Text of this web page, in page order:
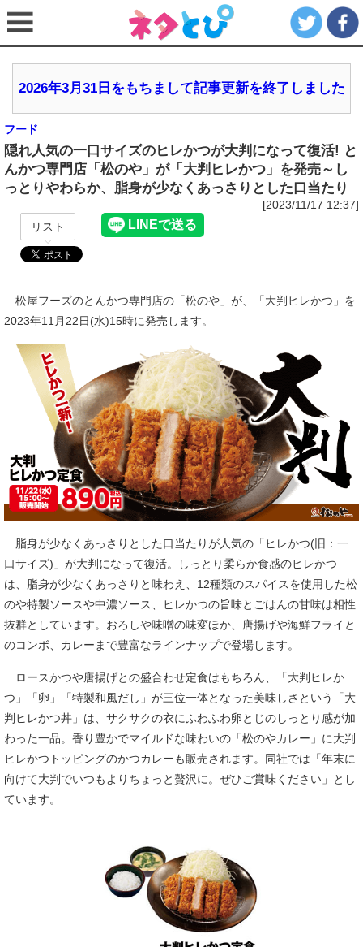
2026年3月31日をもちまして記事更新を終了しました
フード
隠れ人気の一口サイズのヒレかつが大判になって復活! と
んかつ専門店「松のや」が「大判ヒレかつ」を発売～し
っとりやわらか、脂身が少なくあっさりとした口当たり
[2023/11/17 12:37]
リスト
松屋フーズのとんかつ専門店の「松のや」が、「大判ヒレかつ」を
2023年11月22日(水)15時に発売します。
脂身が少なくあっさりとした口当たりが人気の「ヒレかつ(旧：一
口サイズ)」が大判になって復活。しっとり柔らか食感のヒレかつ
は、脂身が少なくあっさりと味わえ、12種類のスパイスを使用した松
のや特製ソースや中濃ソース、ヒレかつの旨味とごはんの甘味は相性
抜群としています。おろしや味噌の味変ほか、唐揚げや海鮮フライと
のコンボ、カレーまで豊富なラインナップで登場します。
ロースかつや唐揚げとの盛合わせ定食はもちろん、「大判ヒレか
つ」「卵」「特製和風だし」が三位一体となった美味しさという「大
判ヒレかつ丼」は、サクサクの衣にふわふわ卵とじのしっとり感が加
わった一品。香り豊かでマイルドな味わいの「松のやカレー」に大判
ヒレかつトッピングのかつカレーも販売されます。同社では「年末に
向けて大判でいつもよりちょっと贅沢に。ぜひご賞味ください」とし
ています。